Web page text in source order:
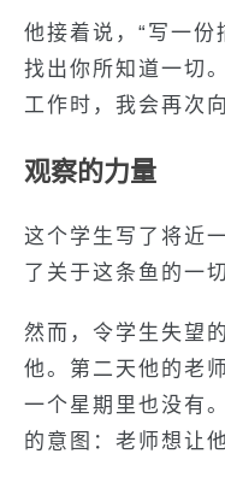
他接着说，“写一
找出你所知道一切
工作时，我会再次
观察的力量
这个学生写了将近
了关于这条鱼的一
然而，令学生失望
他。第二天他的老
一个星期里也没有
的意图：老师想让